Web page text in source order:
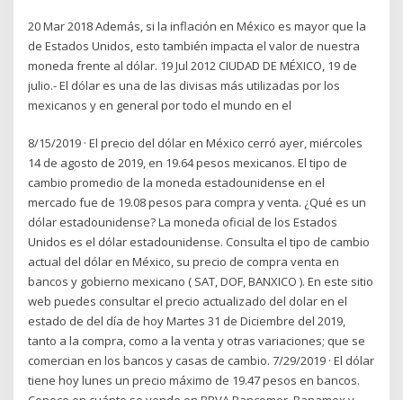
20 Mar 2018 Además, si la inflación en México es mayor que la
de Estados Unidos, esto también impacta el valor de nuestra
moneda frente al dólar. 19 Jul 2012 CIUDAD DE MÉXICO, 19 de
julio.- El dólar es una de las divisas más utilizadas por los
mexicanos y en general por todo el mundo en el
8/15/2019 · El precio del dólar en México cerró ayer, miércoles
14 de agosto de 2019, en 19.64 pesos mexicanos. El tipo de
cambio promedio de la moneda estadounidense en el
mercado fue de 19.08 pesos para compra y venta. ¿Qué es un
dólar estadounidense? La moneda oficial de los Estados
Unidos es el dólar estadounidense. Consulta el tipo de cambio
actual del dólar en México, su precio de compra venta en
bancos y gobierno mexicano ( SAT, DOF, BANXICO ). En este sitio
web puedes consultar el precio actualizado del dolar en el
estado de del día de hoy Martes 31 de Diciembre del 2019,
tanto a la compra, como a la venta y otras variaciones; que se
comercian en los bancos y casas de cambio. 7/29/2019 · El dólar
tiene hoy lunes un precio máximo de 19.47 pesos en bancos.